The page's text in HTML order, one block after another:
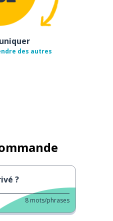
des autres
?
8 mots/phrases